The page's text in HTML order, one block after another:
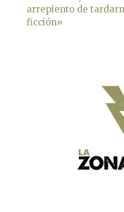
arrepiento de
ficción»